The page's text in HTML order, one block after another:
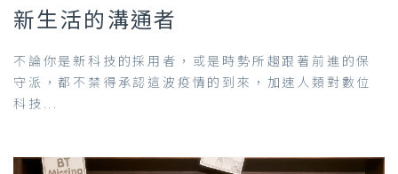
新生活的溝通者
不論你是新科技的採用者，或是時勢所趨跟著前進的保
守派，都不禁得承認這波疫情的到來，加速人類對數位
科技...